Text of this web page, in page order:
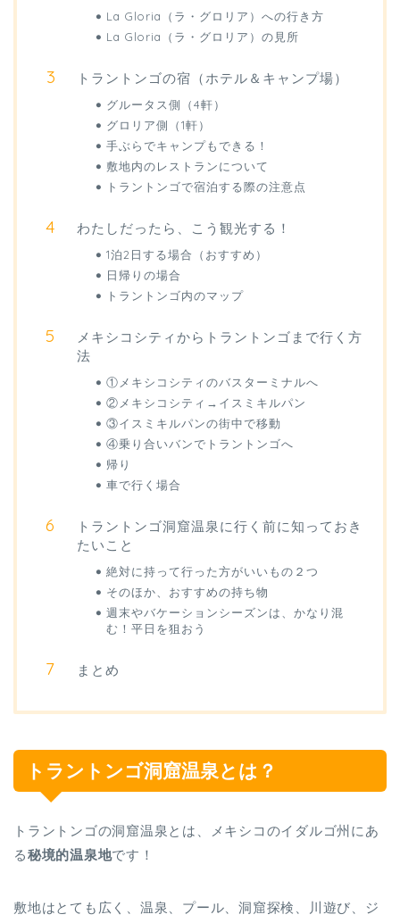
La Gloria（ラ・グロリア）への行き方
La Gloria（ラ・グロリア）の見所
トラントンゴの宿（ホテル＆キャンプ場）
グルータス側（4軒）
グロリア側（1軒）
手ぶらでキャンプもできる！
敷地内のレストランについて
トラントンゴで宿泊する際の注意点
わたしだったら、こう観光する！
1泊2日する場合（おすすめ）
日帰りの場合
トラントンゴ内のマップ
メキシコシティからトラントンゴまで行く方
法
①メキシコシティのバスターミナルへ
②メキシコシティ→イスミキルパン
③イスミキルパンの街中で移動
④乗り合いバンでトラントンゴへ
帰り
車で行く場合
トラントンゴ洞窟温泉に行く前に知っておき
たいこと
絶対に持って行った方がいいもの２つ
そのほか、おすすめの持ち物
週末やバケーションシーズンは、かなり混
む！平日を狙おう
まとめ
トラントンゴ洞窟温泉とは？
トラントンゴの洞窟温泉とは、メキシコのイダルゴ州にあ
る秘境的温泉地です！
敷地はとても広く、温泉、プール、洞窟探検、川遊び、ジ